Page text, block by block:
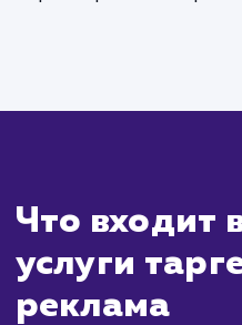
ждать?
быстрые и